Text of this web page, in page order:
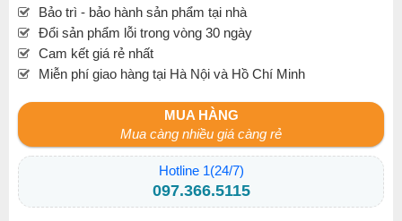
Bảo trì - bảo hành sản phẩm tại nhà
Đổi sản phẩm lỗi trong vòng 30 ngày
Cam kết giá rẻ nhất
Miễn phí giao hàng tại Hà Nội và Hồ Chí Minh
MUA HÀNG
Mua càng nhiều giá càng rẻ
Hotline 1(24/7)
097.366.5115